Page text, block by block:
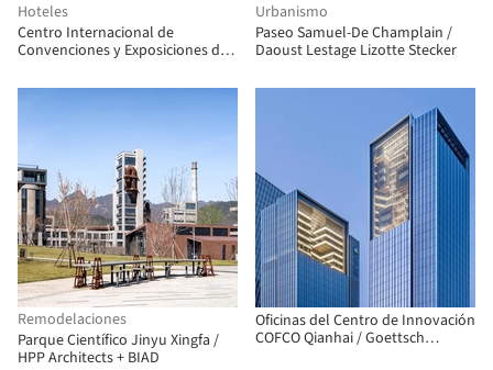
Hoteles
Centro Internacional de
Convenciones y Exposiciones de
Urbanismo
Paseo Samuel-De Champlain /
Daoust Lestage Lizotte Stecker
Remodelaciones
Parque Científico Jinyu Xingfa /
HPP Architects + BIAD
Oficinas del Centro de Innovación
COFCO Qianhai / Goettsch